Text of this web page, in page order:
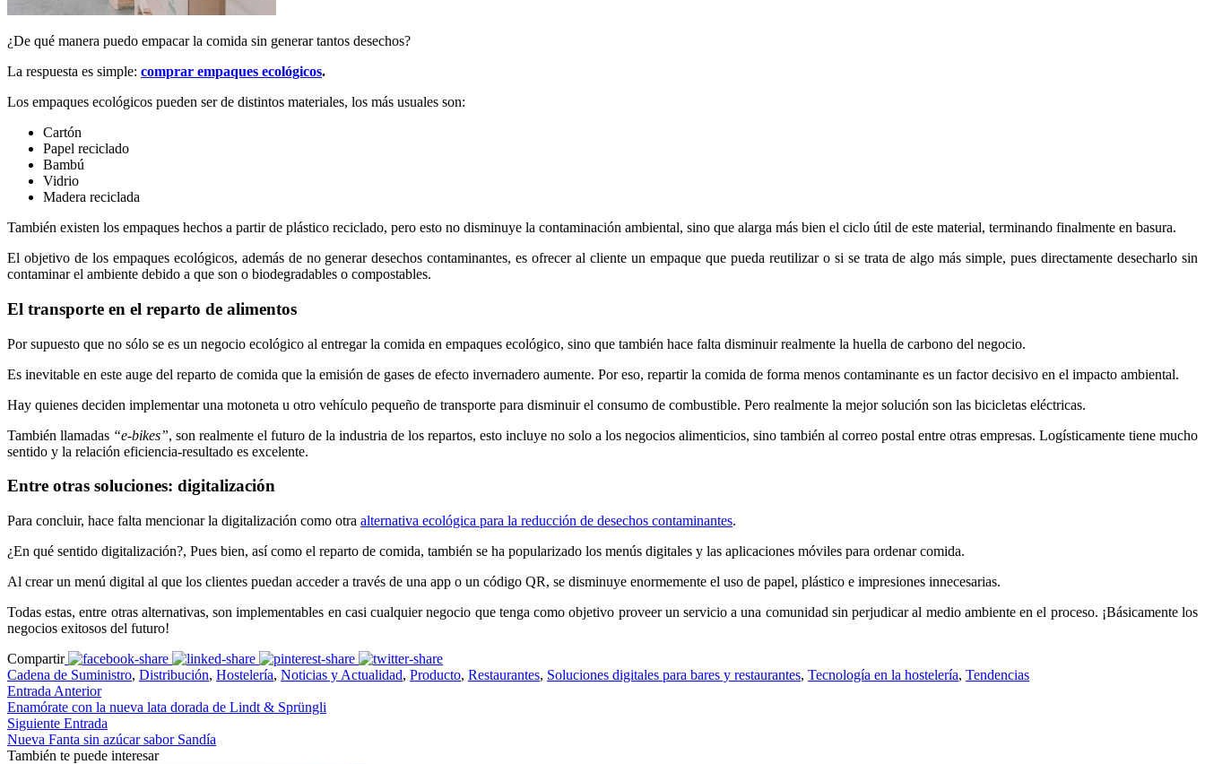
¿De qué manera puedo empacar la comida sin generar tantos desechos?
La respuesta es simple: comprar empaques ecológicos.
Los empaques ecológicos pueden ser de distintos materiales, los más usuales son:
Cartón
Papel reciclado
Bambú
Vidrio
Madera reciclada
También existen los empaques hechos a partir de plástico reciclado, pero esto no disminuye la contaminación ambiental, sino que alarga más bien el ciclo útil de este material, terminando finalmente en basura.
El objetivo de los empaques ecológicos, además de no generar desechos contaminantes, es ofrecer al cliente un empaque que pueda reutilizar o si se trata de algo más simple, pues directamente desecharlo sin
contaminar el ambiente debido a que son o biodegradables o compostables.
El transporte en el reparto de alimentos
Por supuesto que no sólo se es un negocio ecológico al entregar la comida en empaques ecológico, sino que también hace falta disminuir realmente la huella de carbono del negocio.
Es inevitable en este auge del reparto de comida que la emisión de gases de efecto invernadero aumente. Por eso, repartir la comida de forma menos contaminante es un factor decisivo en el impacto ambiental.
Hay quienes deciden implementar una motoneta u otro vehículo pequeño de transporte para disminuir el consumo de combustible. Pero realmente la mejor solución son las bicicletas eléctricas.
También llamadas “e-bikes”, son realmente el futuro de la industria de los repartos, esto incluye no solo a los negocios alimenticios, sino también al correo postal entre otras empresas. Logísticamente tiene mucho
sentido y la relación eficiencia-resultado es excelente.
Entre otras soluciones: digitalización
Para concluir, hace falta mencionar la digitalización como otra alternativa ecológica para la reducción de desechos contaminantes.
¿En qué sentido digitalización?, Pues bien, así como el reparto de comida, también se ha popularizado los menús digitales y las aplicaciones móviles para ordenar comida.
Al crear un menú digital al que los clientes puedan acceder a través de una app o un código QR, se disminuye enormemente el uso de papel, plástico e impresiones innecesarias.
Todas estas, entre otras alternativas, son implementables en casi cualquier negocio que tenga como objetivo proveer un servicio a una comunidad sin perjudicar al medio ambiente en el proceso. ¡Básicamente los
negocios exitosos del futuro!
Compartir
Cadena de Suministro, Distribución, Hostelería, Noticias y Actualidad, Producto, Restaurantes, Soluciones digitales para bares y restaurantes, Tecnología en la hostelería, Tendencias
Entrada Anterior
Enamórate con la nueva lata dorada de Lindt & Sprüngli
Siguiente Entrada
Nueva Fanta sin azúcar sabor Sandía
También te puede interesar